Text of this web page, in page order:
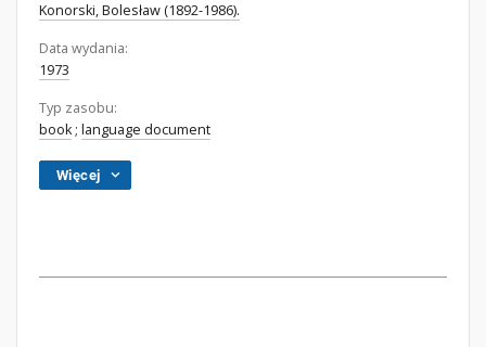
Konorski, Bolesław (1892-1986).
Data wydania:
1973
Typ zasobu:
book; language document
Więcej